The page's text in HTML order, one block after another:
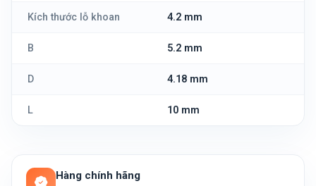
Kích thước lỗ khoan 4.2 mm
B 5.2 mm
D 4.18 mm
L 10 mm
Hàng chính hãng